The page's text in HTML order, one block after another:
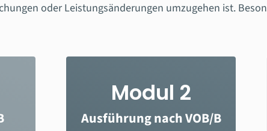
oder Leistungsänderungen umzugehen ist.
Modul 2
Ausführung nach VOB/B